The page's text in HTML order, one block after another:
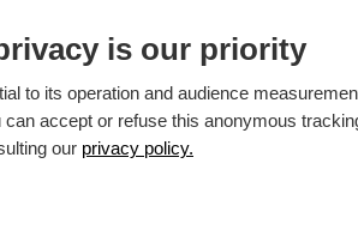
is our priority
to its operation and audience
accept or refuse this anonymous
our privacy policy.